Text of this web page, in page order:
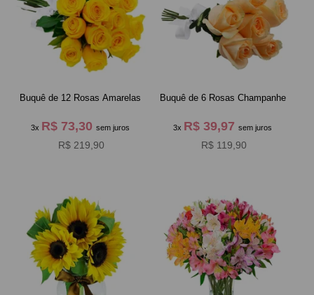
Buquê de 12 Rosas Amarelas
3x R$ 73,30 sem juros
R$ 219,90
Buquê de 6 Rosas Champanhe
3x R$ 39,97sem juros
R$ 119,90